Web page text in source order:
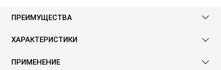
ПРЕИМУЩЕСТВА
ХАРАКТЕРИСТИКИ
ПРИМЕНЕНИЕ